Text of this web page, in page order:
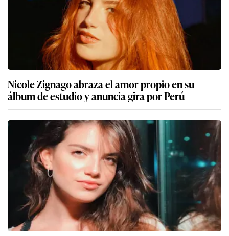
Nicole Zignago abraza el amor propio en su
álbum de estudio y anuncia gira por Perú